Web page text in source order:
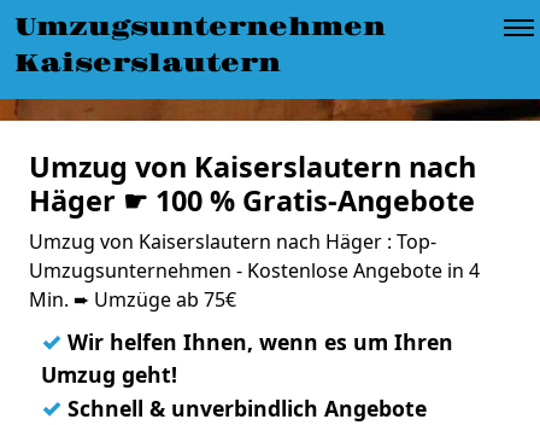
Umzugsunternehmen
Kaiserslautern
Umzug von Kaiserslautern nach
Häger ☛ 100 % Gratis-Angebote
Umzug von Kaiserslautern nach Häger : Top-
Umzugsunternehmen - Kostenlose Angebote in 4
Min. ➨ Umzüge ab 75€
✓ Wir helfen Ihnen, wenn es um Ihren
Umzug geht!
✓ Schnell & unverbindlich Angebote